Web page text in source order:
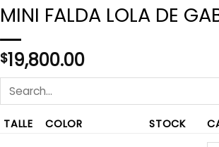
MINI FALDA LOLA DE
$19,800.00
TALLE COLOR STOCK